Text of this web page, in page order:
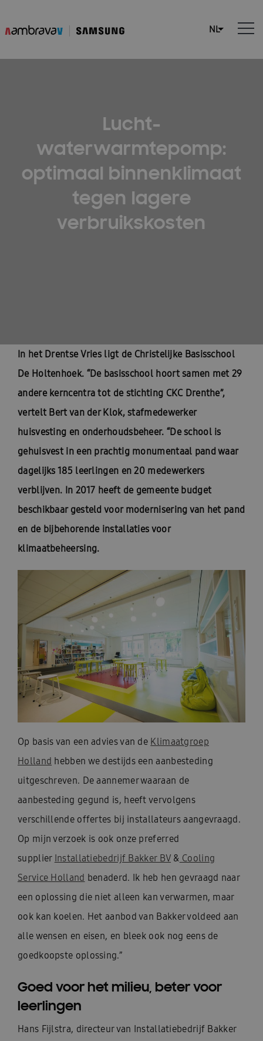
Lucht-
waterwarmtepomp:
optimaal binnenklimaat
tegen lagere
verbruikskosten
In het Drentse Vries ligt de Christelijke Basisschool
De Holtenhoek. “De basisschool hoort samen met 29
andere kerncentra tot de stichting CKC Drenthe”,
vertelt Bert van der Klok, stafmedewerker
huisvesting en onderhoudsbeheer. “De school is
gehuisvest in een prachtig monumentaal pand waar
dagelijks 185 leerlingen en 20 medewerkers
verblijven. In 2017 heeft de gemeente budget
beschikbaar gesteld voor modernisering van het pand
en de bijbehorende installaties voor
klimaatbeheersing.
Op basis van een advies van de Klimaatgroep
Holland hebben we destijds een aanbesteding
uitgeschreven. De aannemer waaraan de
aanbesteding gegund is, heeft vervolgens
verschillende offertes bij installateurs aangevraagd.
Op mijn verzoek is ook onze preferred
supplier Installatiebedrijf Bakker BV & Cooling
Service Holland benaderd. Ik heb hen gevraagd naar
een oplossing die niet alleen kan verwarmen, maar
ook kan koelen. Het aanbod van Bakker voldeed aan
alle wensen en eisen, en bleek ook nog eens de
goedkoopste oplossing.”
Goed voor het milieu, beter voor
leerlingen
Hans Fijlstra, directeur van Installatiebedrijf Bakker